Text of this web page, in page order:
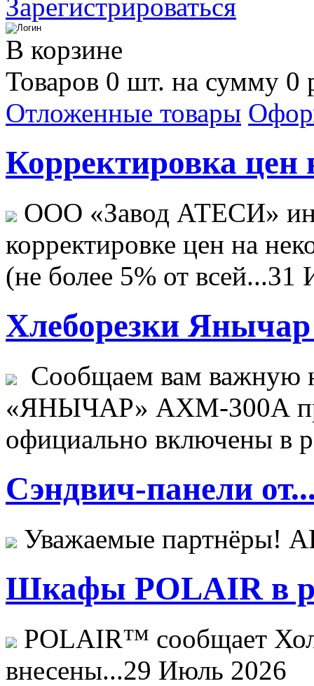
Зарегистрироваться
В корзине
Товаров 0 шт. на сумму 0
Отложенные товары
Корректировка цен
ООО «Завод АТЕСИ»
корректировке цен на
(не более 5% от всей...31
Хлеборезки Янычар
Сообщаем вам важную
«ЯНЫЧАР» АХМ-300А
официально включены в
Сэндвич-панели
Уважаемые
Шкафы POLAIR в
POLAIR™ сообщает
внесены...29 Июль 2026